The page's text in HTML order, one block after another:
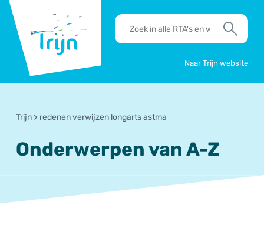
Trijn
RTA's
en
Zoek
Naar Trijn website
Trijn > redenen verwijzen longarts astma
Onderwerpen van A-Z